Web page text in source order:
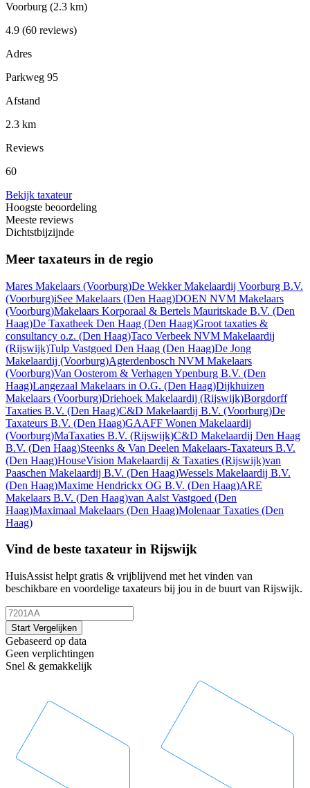
Voorburg (2.3 km)
4.9 (60 reviews)
Adres
Parkweg 95
Afstand
2.3 km
Reviews
60
Bekijk taxateur
Hoogste beoordeling
Meeste reviews
Dichtstbijzijnde
Meer taxateurs in de regio
Mares Makelaars (Voorburg)De Wekker Makelaardij Voorburg B.V.
(Voorburg)iSee Makelaars (Den Haag)DOEN NVM Makelaars
(Voorburg)Makelaars Korporaal & Bertels Mauritskade B.V. (Den
Haag)De Taxatheek Den Haag (Den Haag)Groot taxaties &
consultancy o.z. (Den Haag)Taco Verbeek NVM Makelaardij
(Rijswijk)Tulp Vastgoed Den Haag (Den Haag)De Jong
Makelaardij (Voorburg)Agterdenbosch NVM Makelaars
(Voorburg)Van Oosterom & Verhagen Ypenburg B.V. (Den
Haag)Langezaal Makelaars in O.G. (Den Haag)Dijkhuizen
Makelaars (Voorburg)Driehoek Makelaardij (Rijswijk)Borgdorff
Taxaties B.V. (Den Haag)C&D Makelaardij B.V. (Voorburg)De
Taxateurs B.V. (Den Haag)GAAFF Wonen Makelaardij
(Voorburg)MaTaxaties B.V. (Rijswijk)C&D Makelaardij Den Haag
B.V. (Den Haag)Steenks & Van Deelen Makelaars-Taxateurs B.V.
(Den Haag)HouseVision Makelaardij & Taxaties (Rijswijk)van
Paaschen Makelaardij B.V. (Den Haag)Wessels Makelaardij B.V.
(Den Haag)Maxime Hendrickx OG B.V. (Den Haag)ARE
Makelaars B.V. (Den Haag)van Aalst Vastgoed (Den
Haag)Maximaal Makelaars (Den Haag)Molenaar Taxaties (Den
Haag)
Vind de beste taxateur in Rijswijk
HuisAssist helpt gratis & vrijblijvend met het vinden van
beschikbare en voordelige taxateurs bij jou in de buurt van Rijswijk.
Start Vergelijken
Gebaseerd op data
Geen verplichtingen
Snel & gemakkelijk